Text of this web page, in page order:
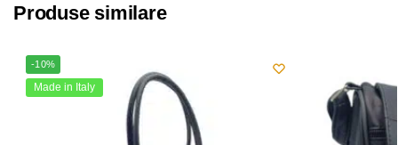
Produse similare
-10%
Made in Italy